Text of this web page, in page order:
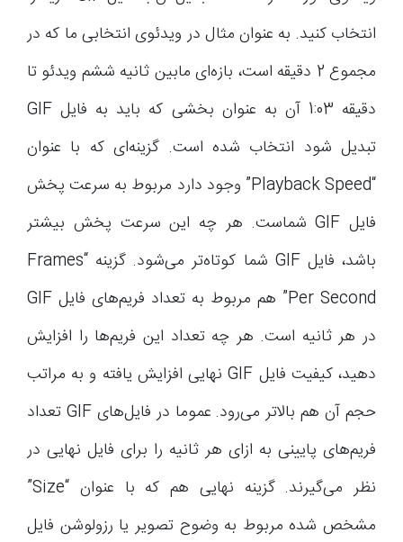
انتخاب کنید. به عنوان مثال در ویدئوی انتخابی ما که در
مجموع 2 دقیقه است، بازه‌ای مابین ثانیه ششم ویدئو تا
دقیقه 1:03 آن به عنوان بخشی که باید به فایل GIF
تبدیل شود انتخاب شده است. گزینه‌ای که با عنوان
“Playback Speed” وجود دارد مربوط به سرعت پخش
فایل GIF شماست. هر چه این سرعت پخش بیشتر
باشد، فایل GIF شما کوتاه‌تر می‌شود. گزینه “Frames
Per Second” هم مربوط به تعداد فریم‌های فایل GIF
در هر ثانیه است. هر چه تعداد این فریم‌ها را افزایش
دهید، کیفیت فایل GIF نهایی افزایش یافته و به مراتب
حجم آن هم بالاتر می‌رود. عموما در فایل‌های GIF تعداد
فریم‌های پایینی به ازای هر ثانیه را برای فایل نهایی در
نظر می‌گیرند. گزینه نهایی هم که با عنوان “Size”
مشخص شده مربوط به وضوح تصویر یا رزولوشن فایل